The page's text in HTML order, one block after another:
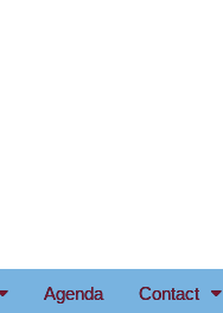
Agenda Contact